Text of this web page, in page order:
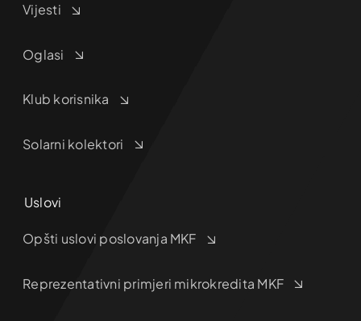
Vijesti
Oglasi
Klub korisnika
Solarni kolektori
Uslovi
Opšti uslovi poslovanja MKF
Reprezentativni primjeri mikrokredita MKF